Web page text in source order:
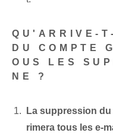
QU'ARRIVE-
DU COMPTE
OUS LES
NE ?
La suppression
rimera tous les e-